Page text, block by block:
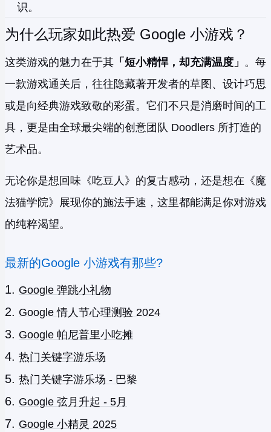
识。
为什么玩家如此热爱 Google 小游戏？
这类游戏的魅力在于其 「短小精悍，却充满温度」 。每
一款游戏通关后，往往隐藏著开发者的草图、设计巧思
或是向经典游戏致敬的彩蛋。它们不只是消磨时间的工
具，更是由全球最尖端的创意团队 Doodlers 所打造的
艺术品。
无论你是想回味《吃豆人》的复古感动，还是想在《魔
法猫学院》展现你的施法手速，这里都能满足你对游戏
的纯粹渴望。
最新的Google 小游戏有那些?
Google 弹跳小礼物
Google 情人节心理测验 2024
Google 帕尼普里小吃摊
热门关键字游乐场
热门关键字游乐场 - 巴黎
Google 弦月升起 - 5月
Google 小精灵 2025